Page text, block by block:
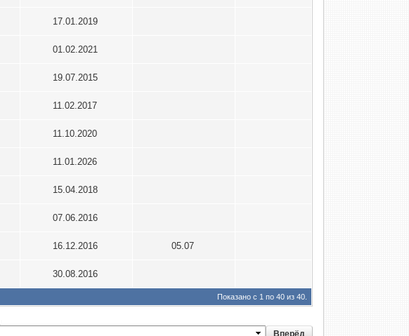
17.01.2019
01.02.2021
19.07.2015
11.02.2017
11.10.2020
11.01.2026
15.04.2018
07.06.2016
16.12.2016 05.07
30.08.2016
Показано с 1 по 40 из 40.